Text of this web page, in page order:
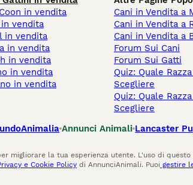
in vendita
vendita
in vendita
in vendita
in vendita
in vendita
in vendita
Cani in Vendita a
Cani in Vendita a
Cani in Vendita a
Forum Sui Cani
Forum Sui Gatti
Quiz: Quale
Scegliere
Quiz: Quale
Scegliere
Annunci Animali Lancaster
migliorare la tua esperienza utente. L'uso di
e Cookie Policy di AnnunciAnimali. Puoi gestire